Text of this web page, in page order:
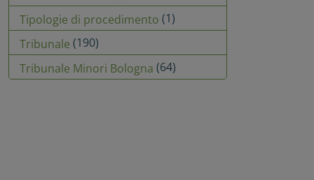
Tipologie di procedimento (1)
Tribunale (190)
Tribunale Minori Bologna (64)